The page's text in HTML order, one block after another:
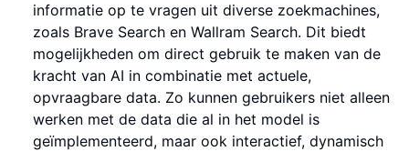
informatie op te vragen uit diverse zoekmachines,
zoals Brave Search en Wallram Search. Dit biedt
mogelijkheden om direct gebruik te maken van de
kracht van AI in combinatie met actuele,
opvraagbare data. Zo kunnen gebruikers niet alleen
werken met de data die al in het model is
geïmplementeerd, maar ook interactief, dynamisch